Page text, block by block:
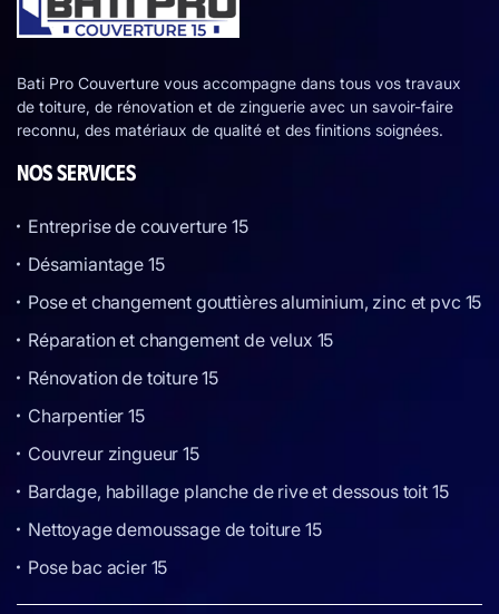
Bati Pro Couverture vous accompagne dans tous vos travaux
de toiture, de rénovation et de zinguerie avec un savoir-faire
reconnu, des matériaux de qualité et des finitions soignées.
NOS SERVICES
Entreprise de couverture 15
Désamiantage 15
Pose et changement gouttières aluminium, zinc et pvc 15
Réparation et changement de velux 15
Rénovation de toiture 15
Charpentier 15
Couvreur zingueur 15
Bardage, habillage planche de rive et dessous toit 15
Nettoyage demoussage de toiture 15
Pose bac acier 15